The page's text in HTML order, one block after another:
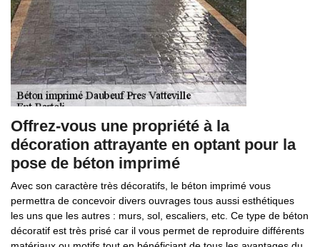
Offrez-vous une propriété à la
décoration attrayante en optant pour la
pose de béton imprimé
Avec son caractère très décoratifs, le béton imprimé vous
permettra de concevoir divers ouvrages tous aussi esthétiques
les uns que les autres : murs, sol, escaliers, etc. Ce type de béton
décoratif est très prisé car il vous permet de reproduire différents